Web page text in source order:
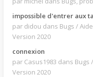
impossible d'entrer
par didou dans Bugs /
Version 2020
connexion
par Casus1983 dans Bugs
Version 2020